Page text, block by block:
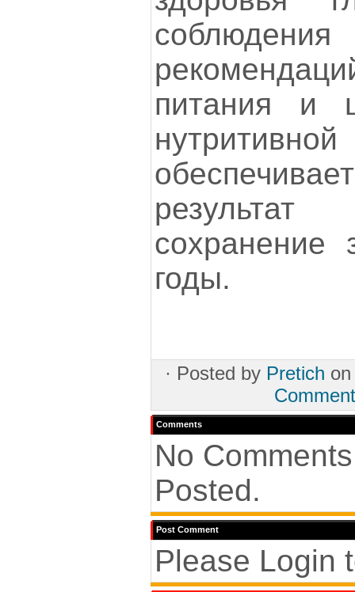
питания и
сохранение
годы.
· Posted by Pretich
Comments
No
Posted.
Post Comment
Please Login